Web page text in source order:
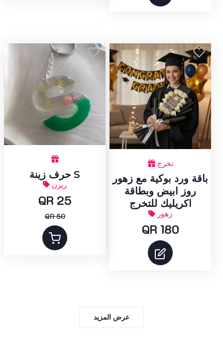
حرف زينة S
ريزن
QR 25
QR 50
تخرج
باقة ورد بوكية مع زهور
روز ابيض وبطاقة
اكريليك للتخرج
زهور
QR 180
عرض المزيد